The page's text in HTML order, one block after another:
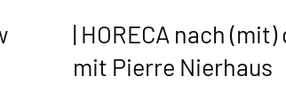
| HORECA nach
mit Pierre Nierhaus